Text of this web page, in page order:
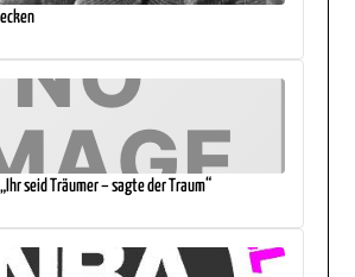
seid Träumer – sagte der Traum“